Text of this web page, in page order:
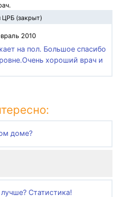
ЦРБ (закрыт)
2010
на пол. Большое спасибо
хороший врач и
доме?
Статистика!